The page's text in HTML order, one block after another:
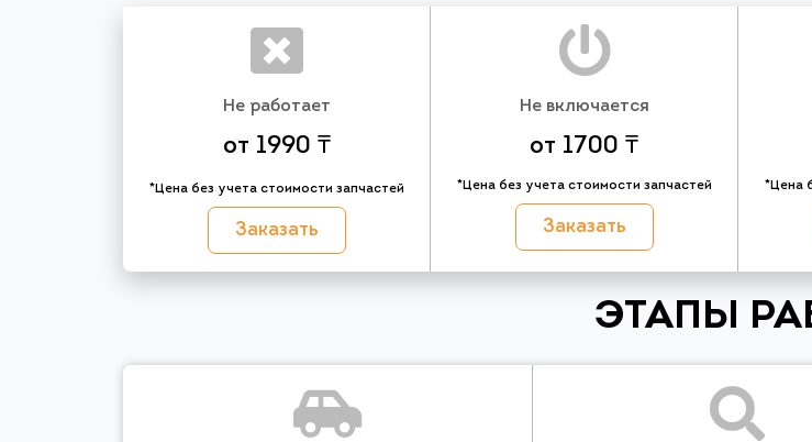
Не работает
от 1990 ₸
*Цена без учета стоимости запчастей
Заказать
Не включается
от 1700 ₸
*Цена без учета стоимости запчастей
Заказать
*Цена
ЭТАПЫ